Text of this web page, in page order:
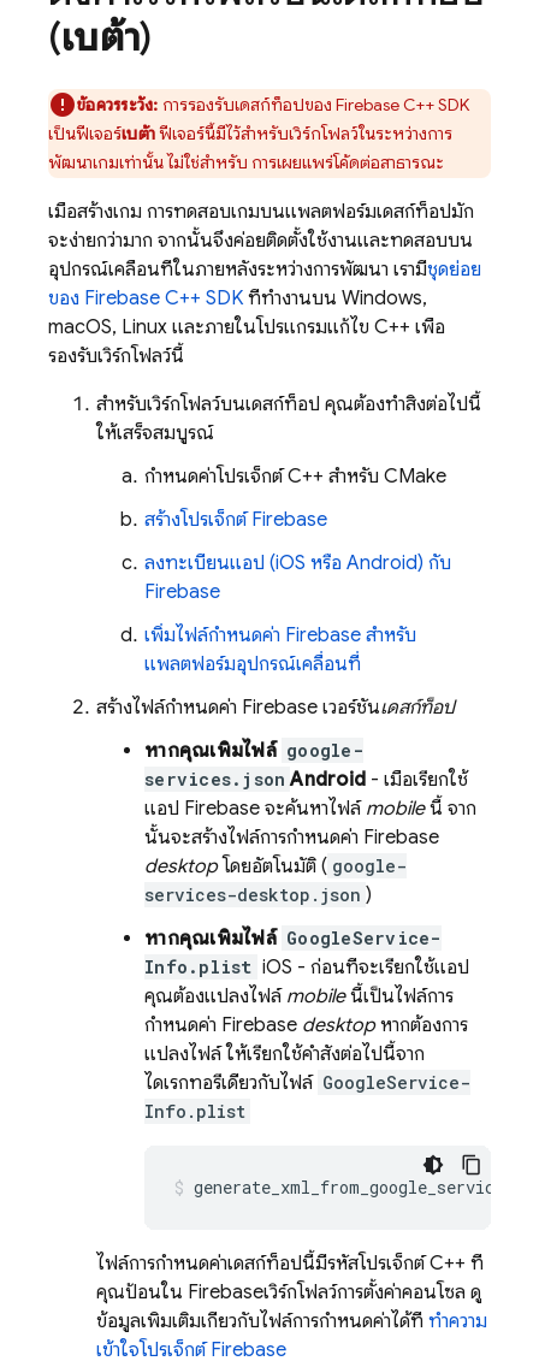
(เบต้า)
ข้อควรระวัง: การรองรับเดสก์ท็อปของ FirebaseC++SDK
เป็นฟีเจอร์เบต้าฟีเจอร์นี้มีไว้สำหรับเวิร์กโฟลว์ในระหว่างการ
พัฒนาเกมเท่านั้น ไม่ใช่สำหรับ การเผยแพร่โค้ดต่อสาธารณะ
เมื่อสร้างเกม การทดสอบเกมบนแพลตฟอร์มเดสก์ท็อปมัก
จะง่ายกว่ามาก จากนั้นจึงค่อยติดตั้งใช้งานและทดสอบบน
อุปกรณ์เคลื่อนที่ในภายหลังระหว่างการพัฒนา เรามีชุดย่อย
ของ Firebase C++ SDK ที่ทำงานบน Windows,
macOS, Linux และภายในโปรแกรมแก้ไข C++ เพื่อ
รองรับเวิร์กโฟลว์นี้
สำหรับเวิร์กโฟลว์บนเดสก์ท็อป คุณต้องทำสิ่งต่อไปนี้
ให้เสร็จสมบูรณ์
กำหนดค่าโปรเจ็กต์ C++ สำหรับ CMake
สร้างโปรเจ็กต์ Firebase
ลงทะเบียนแอป (iOS หรือ Android) กับ
Firebase
เพิ่มไฟล์กำหนดค่า Firebase สำหรับ
แพลตฟอร์มอุปกรณ์เคลื่อนที่
สร้างไฟล์กำหนดค่า Firebase เวอร์ชันเดสก์ท็อป
หากคุณเพิ่มไฟล์ google-
services.json Android - เมื่อเรียกใช้
แอป Firebase จะค้นหาไฟล์ mobileนี้ จาก
นั้นจะสร้างไฟล์การกำหนดค่า Firebase
desktopโดยอัตโนมัติ ( google-
services-desktop.json )
หากคุณเพิ่มไฟล์ GoogleService-
Info.plist iOS - ก่อนที่จะเรียกใช้แอป
คุณต้องแปลงไฟล์ mobileนี้เป็นไฟล์การ
กำหนดค่า Firebase desktopหากต้องการ
แปลงไฟล์ ให้เรียกใช้คำสั่งต่อไปนี้จาก
ไดเรกทอรีเดียวกับไฟล์ GoogleService-
Info.plist
ไฟล์การกำหนดค่าเดสก์ท็อปนี้มีรหัสโปรเจ็กต์ C++ ที่
คุณป้อนใน Firebaseเวิร์กโฟลว์การตั้งค่าคอนโซล ดู
ข้อมูลเพิ่มเติมเกี่ยวกับไฟล์การกำหนดค่าได้ที่ ทำความ
เข้าใจโปรเจ็กต์ Firebase